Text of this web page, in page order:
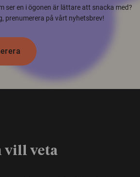
ser en i ögonen är lättare att snacka med?
prenumerera på vårt nyhetsbrev!
vill veta